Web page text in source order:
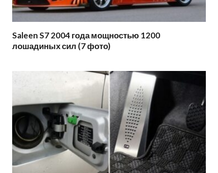
Saleen S7 2004 года мощностью 1200
лошадиных сил (7 фото)